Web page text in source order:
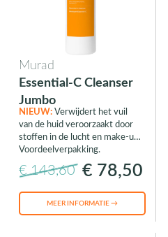
Murad
Essential-C Cleanser
Jumbo
NIEUW:Verwijdert het vuil
van de huid veroorzaakt door
stoffen in de lucht en make-up.
Voordeelverpakking.
€ 143,60 € 78,50
MEER INFORMATIE →